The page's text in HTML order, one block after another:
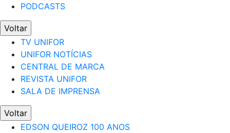
PODCASTS
Voltar
TV UNIFOR
UNIFOR NOTÍCIAS
CENTRAL DE MARCA
REVISTA UNIFOR
SALA DE IMPRENSA
Voltar
EDSON QUEIROZ 100 ANOS